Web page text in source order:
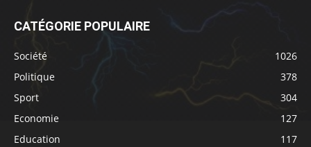
CATÉGORIE POPULAIRE
Société
1026
Politique
378
Sport
304
Economie
127
Education
117